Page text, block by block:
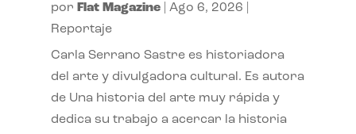
por Flat Magazine| Ago 6, 2026
Reportaje
Carla Serrano Sastre es historiadora
del arte y divulgadora cultural. Es autora
de Una historia del arte muy rápida y
dedica su trabajo a acercar la historia